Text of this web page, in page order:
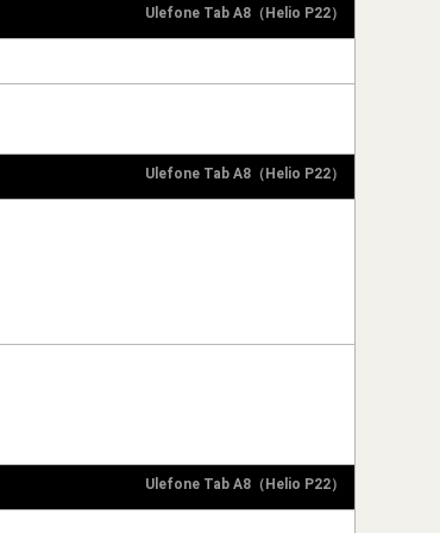
Ulefone Tab A8（Helio P22）
Ulefone Tab A8（Helio P22）
Ulefone Tab A8（Helio P22）